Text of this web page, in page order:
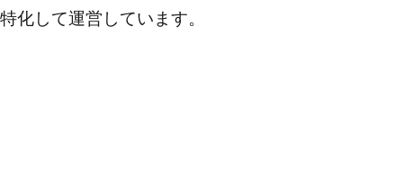
化して運営しています。